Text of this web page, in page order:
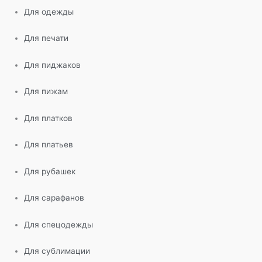
Для одежды
Для печати
Для пиджаков
Для пижам
Для платков
Для платьев
Для рубашек
Для сарафанов
Для спецодежды
Для сублимации